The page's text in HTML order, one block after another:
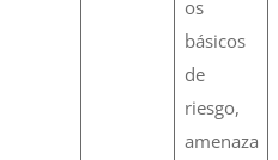
os
básicos
de
riesgo,
amenaza